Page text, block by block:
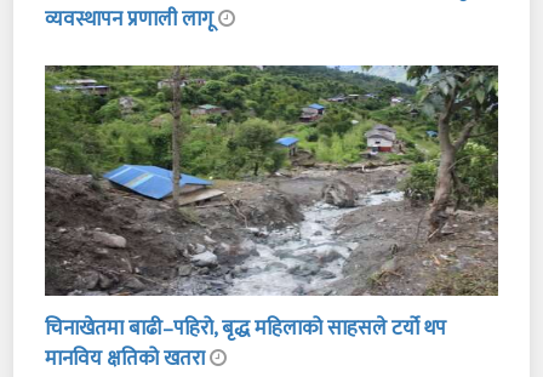
व्यवस्थापन प्रणाली लागू
चिनाखेतमा बाढी–पहिरो, बृद्ध महिलाको साहसले टर्यो थप
मानविय क्षतिको खतरा